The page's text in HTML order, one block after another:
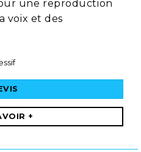
une reproduction
voix et des
+